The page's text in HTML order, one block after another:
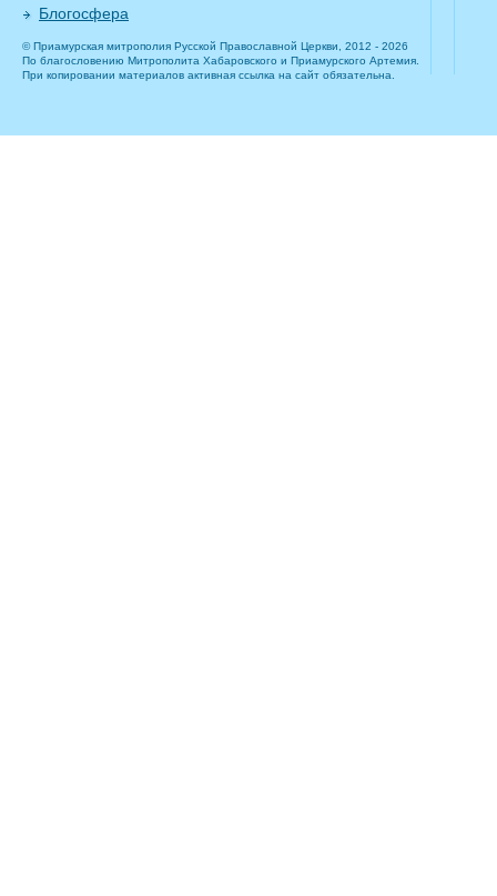
Блогосфера
© Приамурская митрополия Русской Православной Церкви, 2012 - 2026
По благословению Митрополита Хабаровского и Приамурского Артемия.
При копировании материалов активная ссылка на сайт обязательна.